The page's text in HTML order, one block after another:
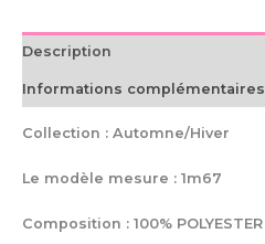
Description
Informations complémentaires
Collection : Automne/Hiver
Le modèle mesure : 1m67
Composition : 100% POLYESTER